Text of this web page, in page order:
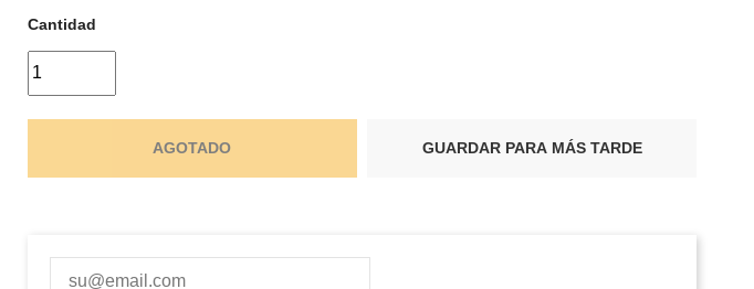
Cantidad
AGOTADO GUARDAR PARA MÁS TARDE